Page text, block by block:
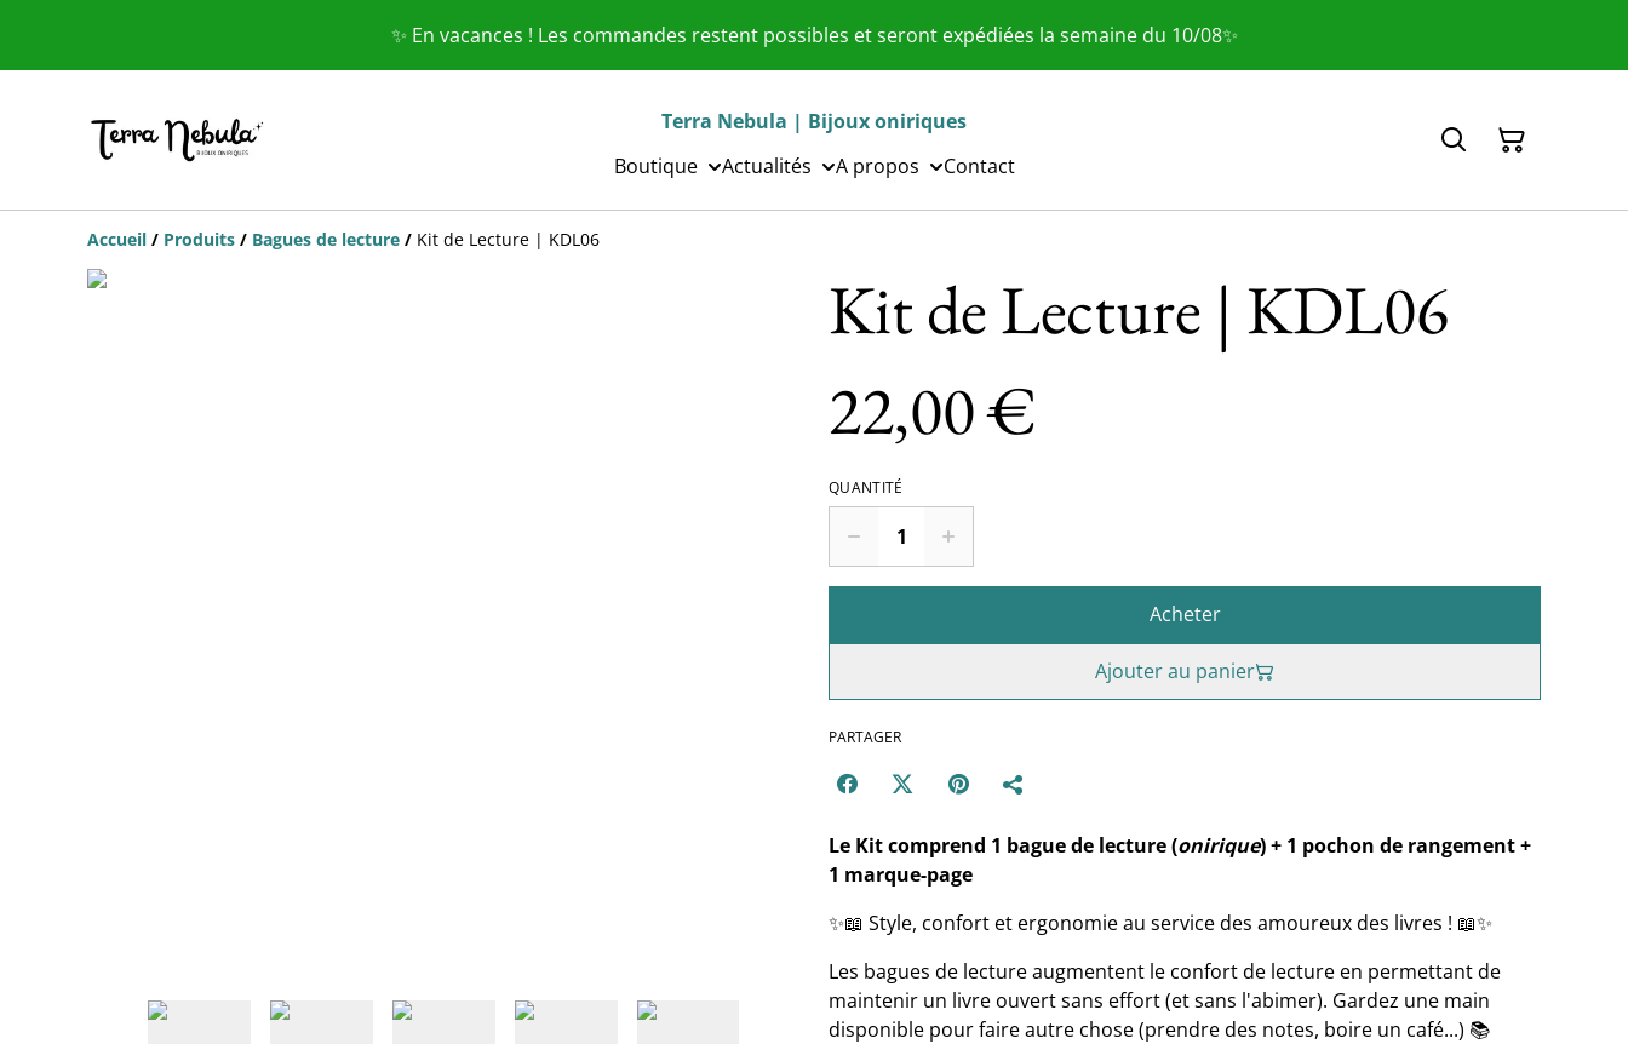
✨ En vacances ! Les commandes restent possibles et seront expédiées la semaine du 10/08✨
Terra Nebula | Bijoux oniriques
Boutique
Actualités A propos Contact
Accueil / Produits / Bagues de lecture / Kit de Lecture | KDL06
Kit de Lecture | KDL06
22,00 €
QUANTITÉ
Acheter
Ajouter au panier
PARTAGER
Le Kit comprend 1 bague de lecture (onirique) + 1 pochon de rangement +
1 marque-page
✨📖 Style, confort et ergonomie au service des amoureux des livres ! 📖✨
Les bagues de lecture augmentent le confort de lecture en permettant de
maintenir un livre ouvert sans effort (et sans l'abimer). Gardez une main
disponible pour faire autre chose (prendre des notes, boire un café...) 📚